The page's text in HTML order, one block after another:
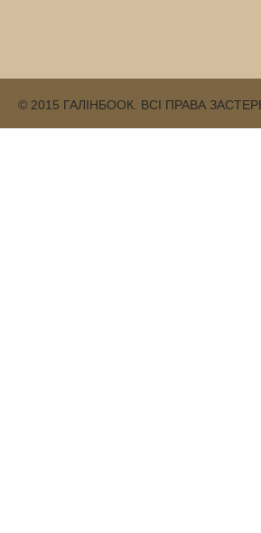
© 2015 ГАЛІНБООК. ВСІ ПРАВА